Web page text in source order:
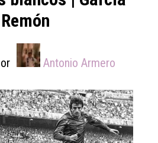
Remón
Antonio Armero